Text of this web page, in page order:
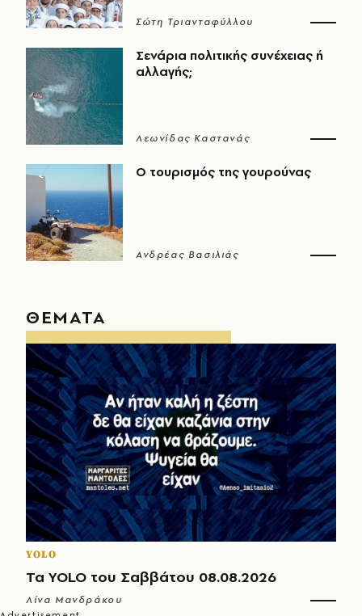
Σώτη Τριανταφύλλου
Σενάρια πολιτικής συνέχειας ή
αλλαγής;
Λεωνίδας Καστανάς
Ο τουρισμός της γουρούνας
Ανδρέας Βασιλιάς
ΘΕΜΑΤΑ
YOLO
Τα YOLO του Σαββάτου 08.08.2026
Λίνα Μανδράκου